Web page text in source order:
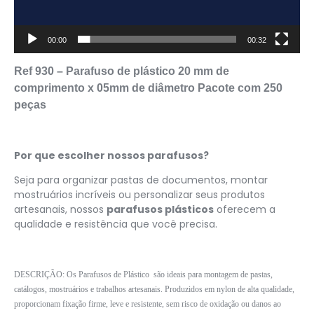
00:00 00:32
Ref 930 – Parafuso de plástico 20 mm de
comprimento x 05mm de diâmetro Pacote com 250
peças
Por que escolher nossos parafusos?
Seja para organizar pastas de documentos, montar
mostruários incríveis ou personalizar seus produtos
artesanais, nossos parafusos plásticos oferecem a
qualidade e resistência que você precisa.
DESCRIÇÃO: Os Parafusos de Plástico são ideais para montagem de pastas,
catálogos, mostruários e trabalhos artesanais. Produzidos em nylon de alta qualidade,
proporcionam fixação firme, leve e resistente, sem risco de oxidação ou danos ao